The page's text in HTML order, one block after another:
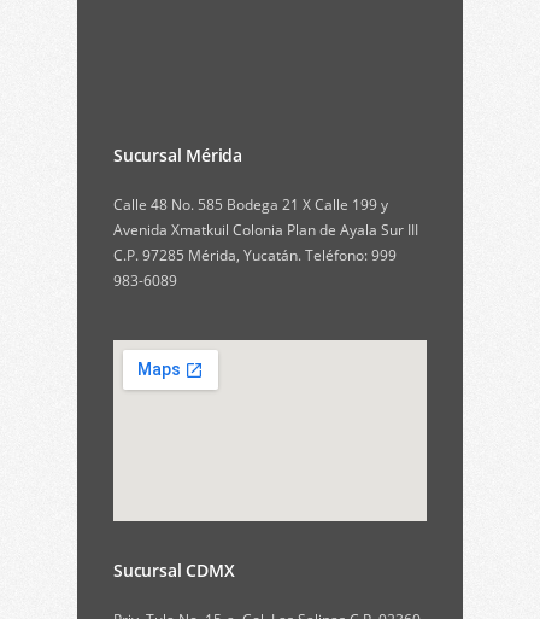
Sucursal Mérida
Calle 48 No. 585 Bodega 21 X Calle 199 y
Avenida Xmatkuil Colonia Plan de Ayala Sur III
C.P. 97285 Mérida, Yucatán. Teléfono: 999
983-6089
Sucursal CDMX